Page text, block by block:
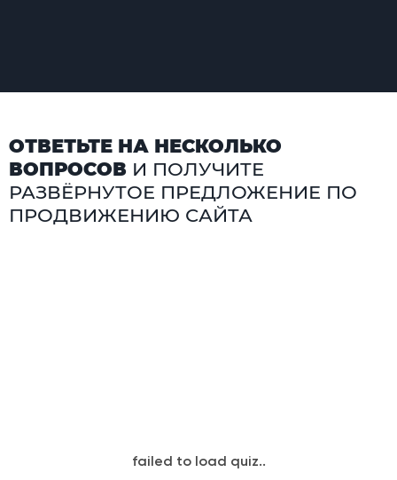
ОТВЕТЬТЕ НА НЕСКОЛЬКО
ВОПРОСОВ И ПОЛУЧИТЕ
РАЗВЁРНУТОЕ ПРЕДЛОЖЕНИЕ ПО
ПРОДВИЖЕНИЮ САЙТА